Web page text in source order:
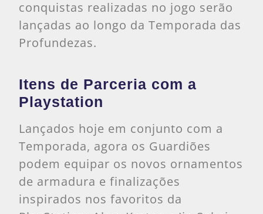
conquistas realizadas no jogo serão
lançadas ao longo da Temporada das
Profundezas.
Itens de Parceria com a
Playstation
Lançados hoje em conjunto com a
Temporada, agora os Guardiões
podem equipar os novos ornamentos
de armadura e finalizações
inspirados nos favoritos da